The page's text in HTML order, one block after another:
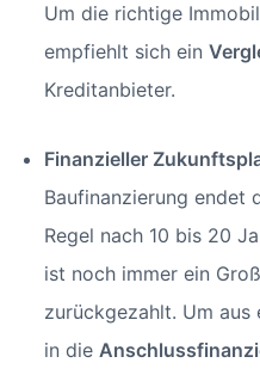
Um die richtige
empfiehlt sich ein
Kreditanbieter.
Finanzieller
Baufinanzierung endet
Regel nach 10 bis 20
ist noch immer ein
zurückgezahlt. Um aus
in die